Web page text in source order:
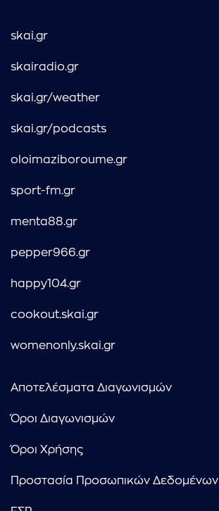
skai.gr
skairadio.gr
skai.gr/weather
skai.gr/podcasts
oloimaziboroume.gr
sport-fm.gr
menta88.gr
pepper966.gr
happy104.gr
cookout.skai.gr
womenonly.skai.gr
Αποτελέσματα Διαγωνισμών
Όροι Διαγωνισμών
Όροι Χρήσης
Προστασία Προσωπικών Δεδομένων